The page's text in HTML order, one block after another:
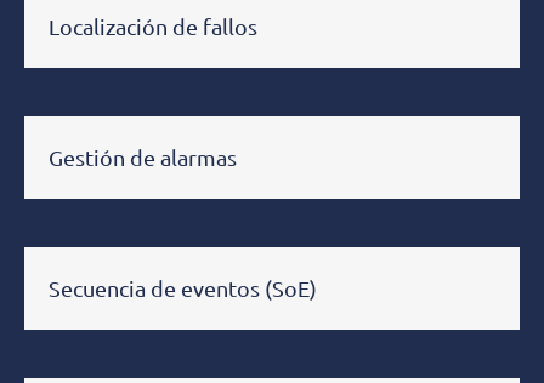
Localización de fallos
Gestión de alarmas
Secuencia de eventos (SoE)